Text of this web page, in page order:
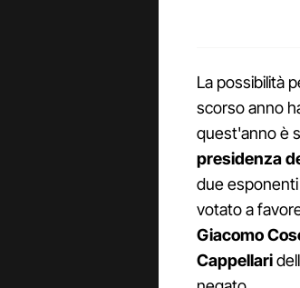
La possibilità
scorso anno
quest'anno è
presidenza
due esponenti
votato a
Giacomo
Cappellari